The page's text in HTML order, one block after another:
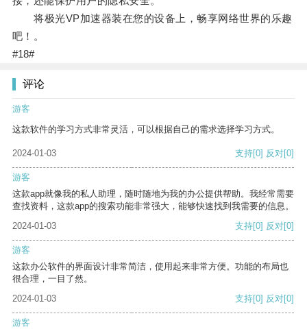
将极光VP加速器装在您的设备上，畅享网络世界的乐趣
吧！。
#18#
评论
游客
这款软件的学习方式非常灵活，可以根据自己的需求选择学习方式。
2024-01-03 支持[0] 反对[0]
游客
这款app就像我的私人助理，随时随地为我的办公提供帮助。我经常需要
查找资料，这款app的搜索功能非常强大，能够快速找到我需要的信息。
2024-01-03
支持[0] 反对[0]
游客
这款办公软件的界面设计非常简洁，使用起来非常方便。功能的布局也
很合理，一目了然。
2024-01-03
支持[0] 反对[0]
游客